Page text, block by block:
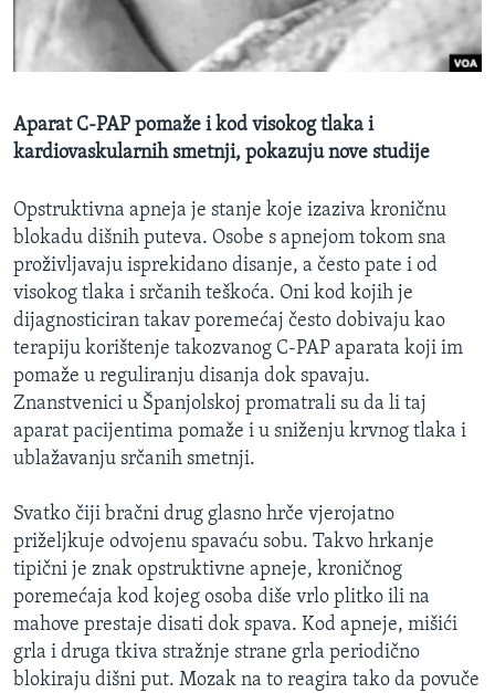
MAGAZIN
O GLASU AMERIKE
Learning English
Jezici
Aparat C-PAP pomaže i kod visokog tlaka i
kardiovaskularnih smetnji, pokazuju nove studije
Opstruktivna apneja je stanje koje izaziva kroničnu
blokadu dišnih puteva. Osobe s apnejom tokom sna
proživljavaju isprekidano disanje, a često pate i od
visokog tlaka i srčanih teškoća. Oni kod kojih je
dijagnosticiran takav poremećaj često dobivaju kao
terapiju korištenje takozvanog C-PAP aparata koji im
pomaže u reguliranju disanja dok spavaju.
Znanstvenici u Španjolskoj promatrali su da li taj
aparat pacijentima pomaže i u sniženju krvnog tlaka i
ublažavanju srčanih smetnji.
Svatko čiji bračni drug glasno hrče vjerojatno
priželjkuje odvojenu spavaću sobu. Takvo hrkanje
tipični je znak opstruktivne apneje, kroničnog
poremećaja kod kojeg osoba diše vrlo plitko ili na
mahove prestaje disati dok spava. Kod apneje, mišići
grla i druga tkiva stražnje strane grla periodično
blokiraju dišni put. Mozak na to reagira tako da povuče